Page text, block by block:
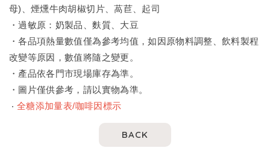
母)、煙燻牛肉胡椒切片、萵苣、起司
・過敏原：奶製品、麩質、大豆
・各品項熱量數值僅為參考均值，如因原物料調整、飲料製程
改變等原因，數值將隨之變更。
・產品依各門市現場庫存為準。
・圖片僅供參考，請以實物為準。
‧全糖添加量表/咖啡因標示
BACK